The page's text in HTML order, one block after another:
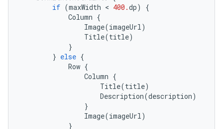
if (maxWidth < 400.dp)
{
Column {
Image(imageUrl)
Title(title)
}
} else {
Row {
Column {
Title(title)
Description(description)
}
Image(imageUrl)
}